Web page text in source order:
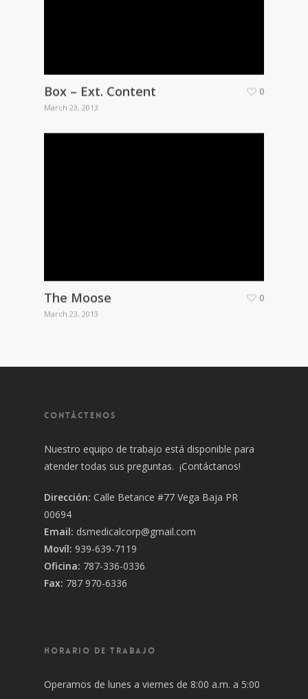
Box – Ext. Content
March 23, 2013
0
The Moose
March 23, 2013
0
CONTÁCTENOS
Nuestro equipo de trabajo está disponible para
atender todas sus preguntas. ¡Contáctanos!
Dirección: Calle Betance #77 Vega Baja PR
00694
Email: dsmedicalcorp@gmail.com
Movíl: 939-639-7119
Oficina: 787-336-0336
Fax: 787 970-6336
HORARIO DE TRABAJO
Operamos de lunes a viernes de 8:00 a.m. a 5:00